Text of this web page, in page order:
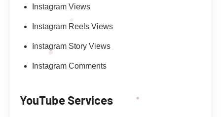
Instagram Views
Instagram Reels Views
Instagram Story Views
Instagram Comments
YouTube Services